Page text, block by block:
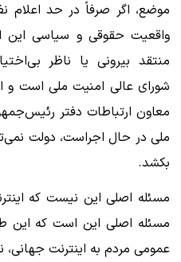
موضع، اگر صرفاً در حد اعلام
واقعیت حقوقی و سیاسی
منتقد بیرونی یا ناظر
شورای عالی امنیت ملی است و
معاون ارتباطات دفتر
ملی در حال اجراست، دولت
بکشد.
مسئله اصلی این نیست که
مسئله اصلی این است که این
عمومی مردم به اینترنت